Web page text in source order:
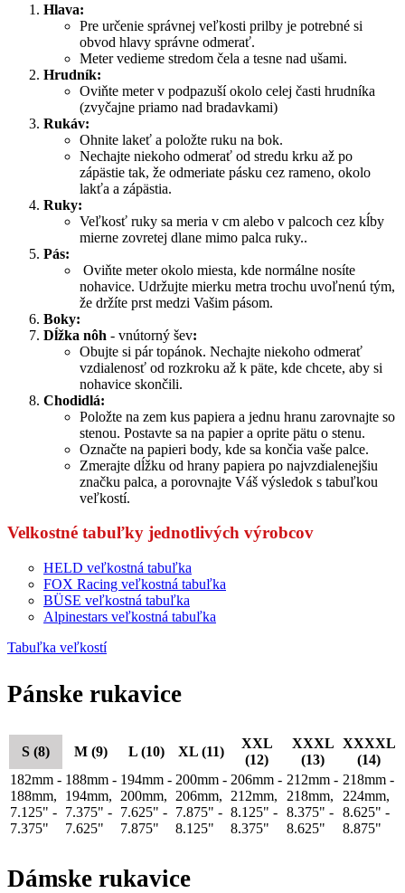
Hlava:
Pre určenie správnej veľkosti prilby je potrebné si
obvod hlavy správne odmerať.
Meter vedieme stredom čela a tesne nad ušami.
Hrudník:
Oviňte meter v podpazuší okolo celej časti hrudníka
(zvyčajne priamo nad bradavkami)
Rukáv:
Ohnite lakeť a položte ruku na bok.
Nechajte niekoho odmerať od stredu krku až po
zápästie tak, že odmeriate pásku cez rameno, okolo
lakťa a zápästia.
Ruky:
Veľkosť ruky sa meria v cm alebo v palcoch cez kĺby
mierne zovretej dlane mimo palca ruky..
Pás:
Oviňte meter okolo miesta, kde normálne nosíte
nohavice. Udržujte mierku metra trochu uvoľnenú tým,
že držíte prst medzi Vašim pásom.
Boky:
Dĺžka nôh - vnútorný šev:
Obujte si pár topánok. Nechajte niekoho odmerať
vzdialenosť od rozkroku až k päte, kde chcete, aby si
nohavice skončili.
Chodidlá:
Položte na zem kus papiera a jednu hranu zarovnajte so
stenou. Postavte sa na papier a oprite pätu o stenu.
Označte na papieri body, kde sa končia vaše palce.
Zmerajte dĺžku od hrany papiera po najvzdialenejšiu
značku palca, a porovnajte Váš výsledok s tabuľkou
veľkostí.
Velkostné tabuľky jednotlivých výrobcov
HELD veľkostná tabuľka
FOX Racing veľkostná tabuľka
BÜSE veľkostná tabuľka
Alpinestars veľkostná tabuľka
Tabuľka veľkostí
Pánske rukavice
S (8) M (9) L (10) XL (11)
XXL
(12)
XXXL
(13)
XXXXL
(14)
182mm -
188mm,
7.125" -
7.375"
188mm -
194mm,
7.375" -
7.625"
194mm -
200mm,
7.625" -
7.875"
200mm -
206mm,
7.875" -
8.125"
206mm -
212mm,
8.125" -
8.375"
212mm -
218mm,
8.375" -
8.625"
218mm -
224mm,
8.625" -
8.875"
Dámske rukavice